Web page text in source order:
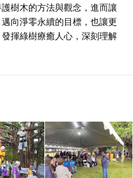
樹木的方法與觀念，進而讓
向淨零永續的目標，也讓更
揮綠樹療癒人心，深刻理解